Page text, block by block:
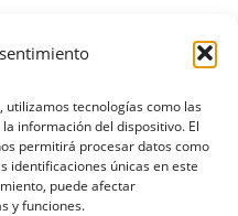
tecnologías como las
información del dispositivo. El
permitirá procesar datos como
identificaciones únicas en este
puede afectar
y funciones.